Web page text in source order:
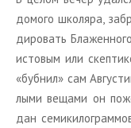
до­мо­го шко­ля­ра,
ди­ро­вать
ис­то­вым или
«буб­нил» сам
лы­ми ве­ща­ми он
дан